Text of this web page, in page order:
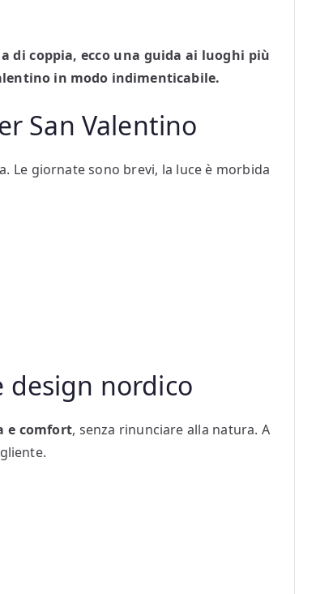
di coppia, ecco una guida ai luoghi più
in modo indimenticabile.
San Valentino
Le giornate sono brevi, la luce è morbida
design nordico
e comfort, senza rinunciare alla natura. A